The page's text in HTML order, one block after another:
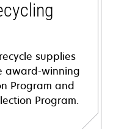
supplies
award-winning
Program and
Program.